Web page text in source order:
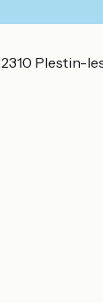
Plestin-